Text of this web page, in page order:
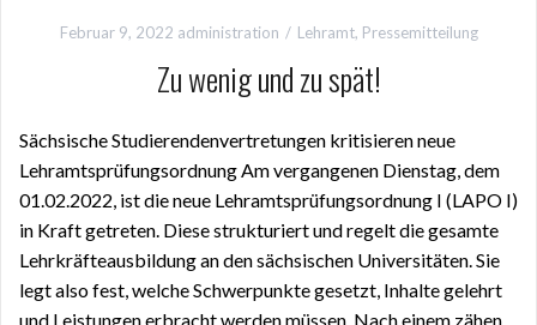
Februar 9, 2022 administration Lehramt, Pressemitteilung
Zu wenig und zu spät!
Sächsische Studierendenvertretungen kritisieren neue
Lehramtsprüfungsordnung Am vergangenen Dienstag, dem
01.02.2022, ist die neue Lehramtsprüfungsordnung I (LAPO I)
in Kraft getreten. Diese strukturiert und regelt die gesamte
Lehrkräfteausbildung an den sächsischen Universitäten. Sie
legt also fest, welche Schwerpunkte gesetzt, Inhalte gelehrt
und Leistungen erbracht werden müssen. Nach einem zähen